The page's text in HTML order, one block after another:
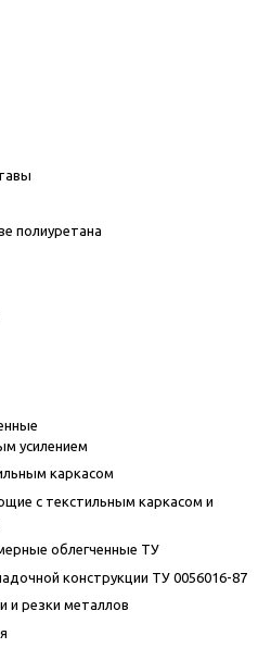
полиуретана
усилением
каркасом
с текстильным каркасом и
облегченные ТУ
конструкции ТУ 0056016-87
и резки металлов